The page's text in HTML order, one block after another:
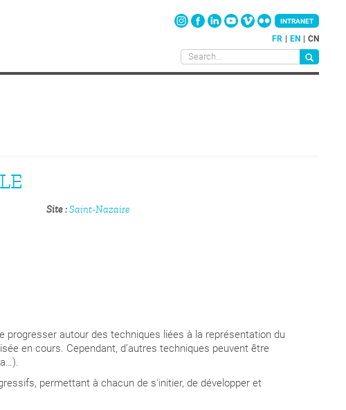
FR EN CN
INTRANET
Site Saint-Nazaire
progresser autour des techniques liées à la représentation du
en cours. Cependant, d’autres techniques peuvent être
permettant à chacun de s'initier, de développer et